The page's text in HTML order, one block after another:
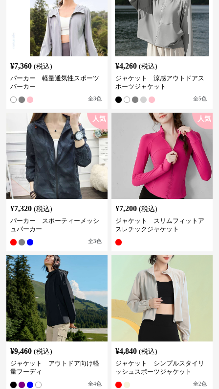
¥7,360 (税込)
パーカー 軽量通気性スポーツ
パーカー
全3色
¥4,260 (税込)
ジャケット 涼感アウトドアス
ポーツジャケット
全5色
人気
¥7,320 (税込)
パーカー スポーティーメッシ
ュパーカー
全3色
人気
¥7,200 (税込)
ジャケット スリムフィットア
スレチックジャケット
¥9,460 (税込)
ジャケット アウトドア向け軽
量フーディ
全4色
¥4,840 (税込)
ジャケット シンプルスタイリ
ッシュスポーツジャケット
全2色